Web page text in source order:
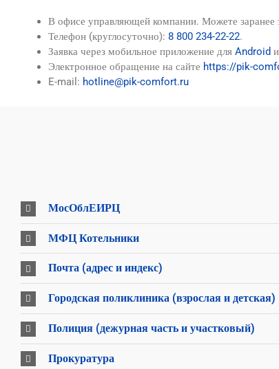
В офисе управляющей компании. Можете заранее
Телефон (круглосуточно): 8 800 234-22-22.
Заявка через мобильное приложение для Android
Электронное обращение на сайте https://pik-
E-mail: hotline@pik-comfort.ru
МосОблЕИРЦ
МФЦ Котельники
Почта (адрес и индекс)
Городская поликлиника (взрослая и детская)
Полиция (дежурная часть и участковый)
Прокуратура